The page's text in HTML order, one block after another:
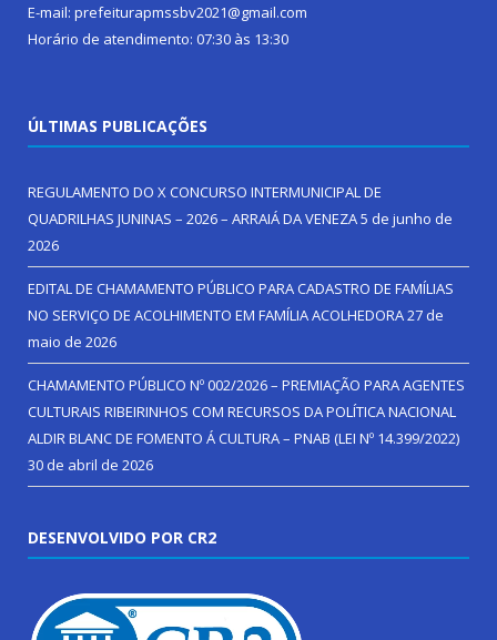
E-mail: prefeiturapmssbv2021@gmail.com
Horário de atendimento: 07:30 às 13:30
ÚLTIMAS PUBLICAÇÕES
REGULAMENTO DO X CONCURSO INTERMUNICIPAL DE
QUADRILHAS JUNINAS – 2026 – ARRAIÁ DA VENEZA5 de junho de
2026
EDITAL DE CHAMAMENTO PÚBLICO PARA CADASTRO DE FAMÍLIAS
NO SERVIÇO DE ACOLHIMENTO EM FAMÍLIA ACOLHEDORA27 de
maio de 2026
CHAMAMENTO PÚBLICO Nº 002/2026 – PREMIAÇÃO PARA AGENTES
CULTURAIS RIBEIRINHOS COM RECURSOS DA POLÍTICA NACIONAL
ALDIR BLANC DE FOMENTO Á CULTURA – PNAB (LEI Nº 14.399/2022)
30 de abril de 2026
DESENVOLVIDO POR CR2